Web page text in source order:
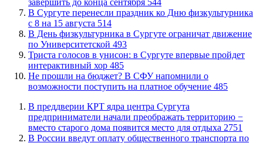
​В Сургуте перенесли праздник ко Дню физкультурника
с 8 на 15 августа 514
​В День физкультурника в Сургуте ограничат движение
по Университетской 493
​Триста голосов в унисон: в Сургуте впервые пройдет
интерактивный хор 485
Не прошли на бюджет? В СФУ напомнили о
возможности поступить на платное обучение 485
​В преддверии КРТ ядра центра Сургута
предприниматели начали преображать территорию −
вместо старого дома появится место для отдыха 2751
В России введут оплату общественного транспорта по